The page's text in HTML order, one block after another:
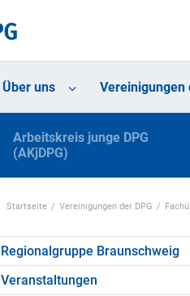
Über uns Vereinigungen
Arbeitskreis junge DPG
(AKjDPG)
Startseite Vereinigungen der DPG
Regionalgruppe Braunschweig
Veranstaltungen